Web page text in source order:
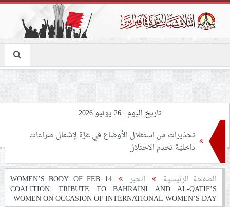
تاريخ اليوم : 26 يونيو 2026
تحذيرات من استغلال الأوضاع في غزّة لإشعال صراعات
داخليّة تخدم الاحتلال
ملفّ إنسانيّ مؤلم.. الأسيرات الفلسطينيّات بين القمع
والإهمال الطبي
الصفحة الرئيسية الخبر WOMEN’S BODY OF FEB 14
COALITION: TRIBUTE TO BAHRAINI AND AL-QATIF’S
WOMEN ON OCCASION OF INTERNATIONAL WOMEN’S DAY